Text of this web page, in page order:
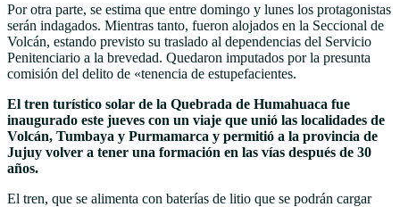
Por otra parte, se estima que entre domingo y lunes los protagonistas
serán indagados. Mientras tanto, fueron alojados en la Seccional de
Volcán, estando previsto su traslado al dependencias del Servicio
Penitenciario a la brevedad. Quedaron imputados por la presunta
comisión del delito de «tenencia de estupefacientes.
El tren turístico solar de la Quebrada de Humahuaca fue
inaugurado este jueves con un viaje que unió las localidades de
Volcán, Tumbaya y Purmamarca y permitió a la provincia de
Jujuy volver a tener una formación en las vías después de 30
años.
El tren, que se alimenta con baterías de litio que se podrán cargar